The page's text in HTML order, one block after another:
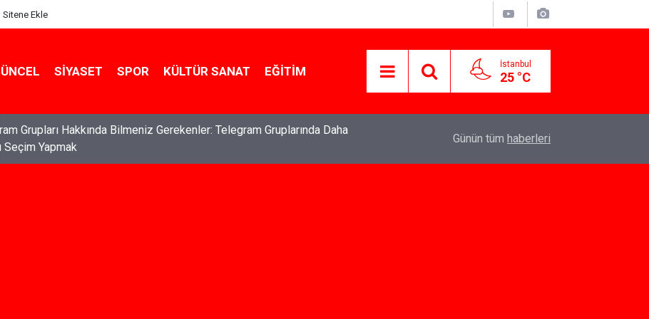
Sitene Ekle
SIYASET SPOR KÜLTÜR SANAT EĞITIM İstanbul
25 °C
Haklarınızı Bilmek ve Koruma Altına Almak Özlem Drahyalı Kimdir, Nereli ve Kaç
Günün tüm haberleri